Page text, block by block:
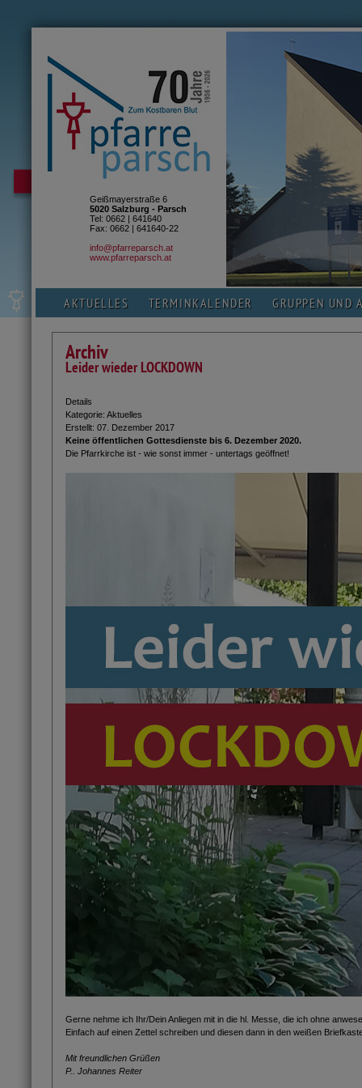
Geißmayerstraße 6
5020 Salzburg - Parsch
Tel: 0662 | 641640
Fax: 0662 | 641640-22
info@pfarreparsch.at
www.pfarreparsch.at
AKTUELLES TERMINKALENDER GRUPPEN UND
Archiv
Leider wieder LOCKDOWN
Details
Kategorie: Aktuelles
Erstellt: 07. Dezember 2017
Keine öffentlichen Gottesdienste bis 6. Dezember 2020.
Die Pfarrkirche ist - wie sonst immer - untertags geöffnet!
Gerne nehme ich Ihr/Dein Anliegen mit in die hl. Messe, die ich ohne
Einfach auf einen Zettel schreiben und diesen dann in den weißen
Mit freundlichen Grüßen
P.. Johannes Reiter